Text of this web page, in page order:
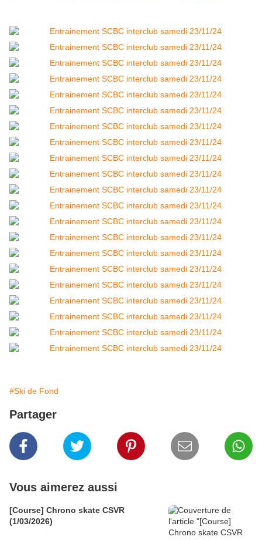
#Ski de Fond
Partager
Vous aimerez aussi
[Course] Chrono skate CSVR
(1/03/2026)